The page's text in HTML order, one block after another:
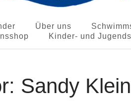
Schwimm-Anfänger und Profis
Über uns
Kinder- und
Sandy